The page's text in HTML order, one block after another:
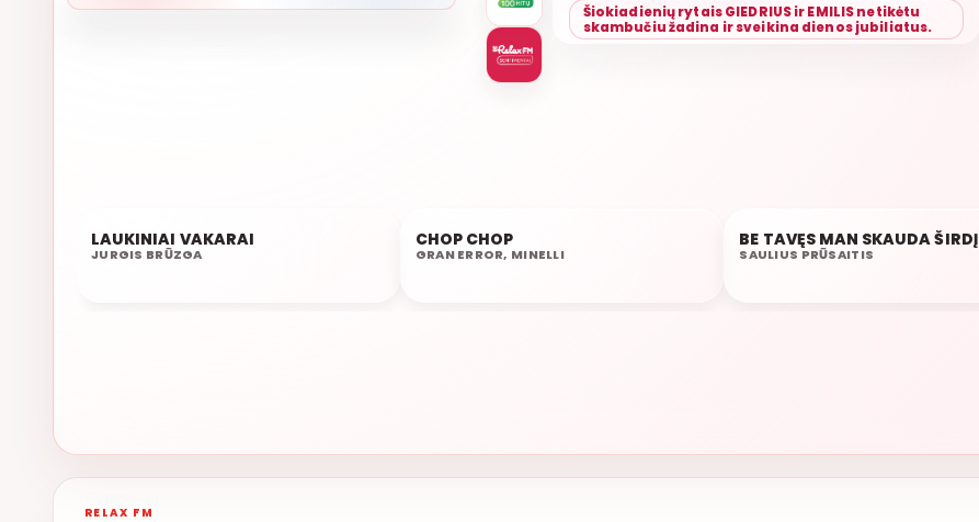
Šiokiadienių rytais GIEDRIUS ir EMILIS netikėtu
skambučiu žadina ir sveikina dienos jubiliatus.
07:11
LAUKINIAI VAKARAI
JURGIS BRŪZGA
07:07
CHOP CHOP
GRAN ERROR, MINELLI
07:04
BE TAVĘS MAN SKAUDA ŠIRDĮ
SAULIUS PRŪSAITIS
RELAX FM